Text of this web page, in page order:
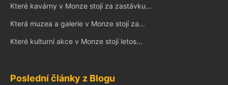
Které kavárny v Monze stojí za zastávku...
Která muzea a galerie v Monze stojí za...
Které kulturní akce v Monze stojí letos...
Poslední články z Blogu